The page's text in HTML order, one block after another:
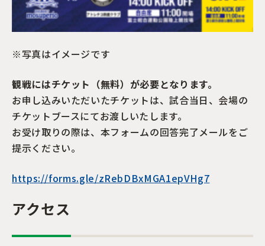
※写真はイメージです
観戦にはチケット（無料）が必要となります。
お申し込みいただいたチケットは、試合当日、会場の
チケットブースにてお渡しいたします。
お受け取りの際は、本フォームの回答完了メールをご
提示ください。
https://forms.gle/zRebDBxMGA1epVHg7
アクセス